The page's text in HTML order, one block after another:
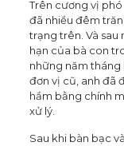
Trên cương vị
đã nhiều đêm
trạng trên. Và sau
hạn của bà con
những năm
đơn vị cũ, anh đã
hầm bằng chính
xử lý.
Sau khi bàn bạc